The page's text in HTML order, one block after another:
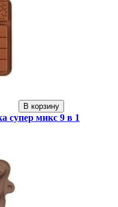
В корзину
супер микс 9 в 1